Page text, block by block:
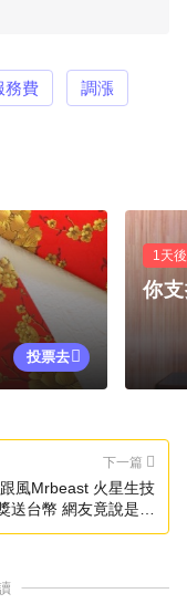
務費 調漲
投票去
1天
你
下一篇
風Mrbeast 火星生技
送台幣 網友竟說是假
的？